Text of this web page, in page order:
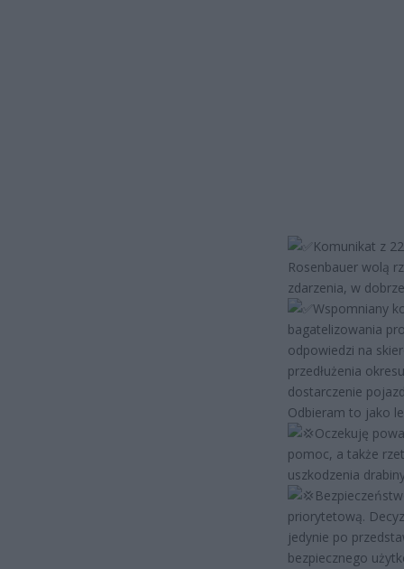
Komunikat z
Rosenbauer wolą
zdarzenia, w
Wspomniany
bagatelizowania
odpowiedzi na
przedłużenia
dostarczenie
Odbieram to jako
Oczekuję
pomoc, a także
uszkodzenia
priorytetową.
jedynie po
bezpiecznego